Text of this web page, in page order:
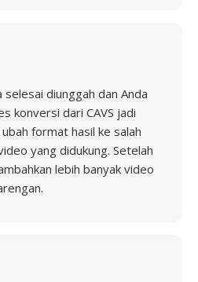
selesai diunggah dan Anda
konversi dari CAVS jadi
ubah format hasil ke salah
yang didukung. Setelah
lebih banyak video